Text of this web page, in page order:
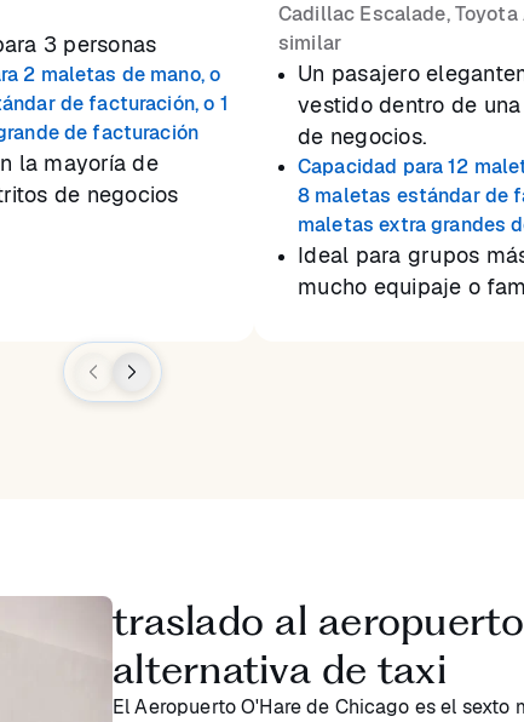
3 personas
2 maletas de mano, o
de facturación, o 1
de facturación
la mayoría de
de negocios
Cadillac Escalade, Toyota
similar
Un pasajero
vestido dentro de
de negocios.
Capacidad para 12
8 maletas estándar de
maletas extra grandes
Ideal para grupos
mucho equipaje o
traslado al
alternativa de taxi
El Aeropuerto O'Hare de Chicago es el